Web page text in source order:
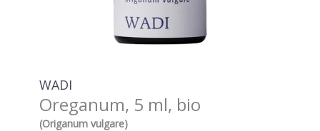
WADI
Oreganum, 5 ml, bio
(Origanum vulgare)